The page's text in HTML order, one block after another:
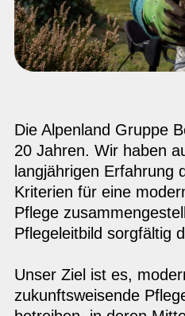
Die Alpenland Gruppe
20 Jahren. Wir haben
langjährigen Erfahrung
Kriterien für eine
Pflege
Pflegeleitbild sorgfältig
Unser Ziel ist es,
zukunftsweisende